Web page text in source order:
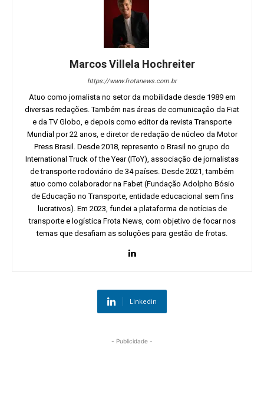
Marcos Villela Hochreiter
https://www.frotanews.com.br
Atuo como jornalista no setor da mobilidade desde 1989 em
diversas redações. Também nas áreas de comunicação da Fiat
e da TV Globo, e depois como editor da revista Transporte
Mundial por 22 anos, e diretor de redação de núcleo da Motor
Press Brasil. Desde 2018, represento o Brasil no grupo do
International Truck of the Year (IToY), associação de jornalistas
de transporte rodoviário de 34 países. Desde 2021, também
atuo como colaborador na Fabet (Fundação Adolpho Bósio
de Educação no Transporte, entidade educacional sem fins
lucrativos). Em 2023, fundei a plataforma de notícias de
transporte e logística Frota News, com objetivo de focar nos
temas que desafiam as soluções para gestão de frotas.
Linkedin
- Publicidade -